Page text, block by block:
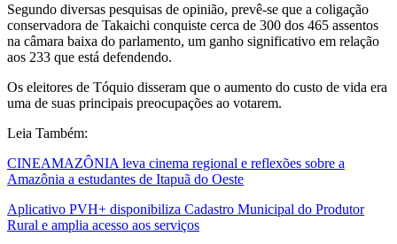
Segundo diversas pesquisas de opinião, prevê-se que a coligação
conservadora de Takaichi conquiste cerca de 300 dos 465 assentos
na câmara baixa do parlamento, um ganho significativo em relação
aos 233 que está defendendo.
Os eleitores de Tóquio disseram que o aumento do custo de vida era
uma de suas principais preocupações ao votarem.
Leia Também:
CINEAMAZÔNIA leva cinema regional e reflexões sobre a
Amazônia a estudantes de Itapuã do Oeste
Aplicativo PVH+ disponibiliza Cadastro Municipal do Produtor
Rural e amplia acesso aos serviços